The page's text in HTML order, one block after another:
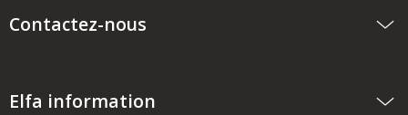
Contactez-nous
Elfa information